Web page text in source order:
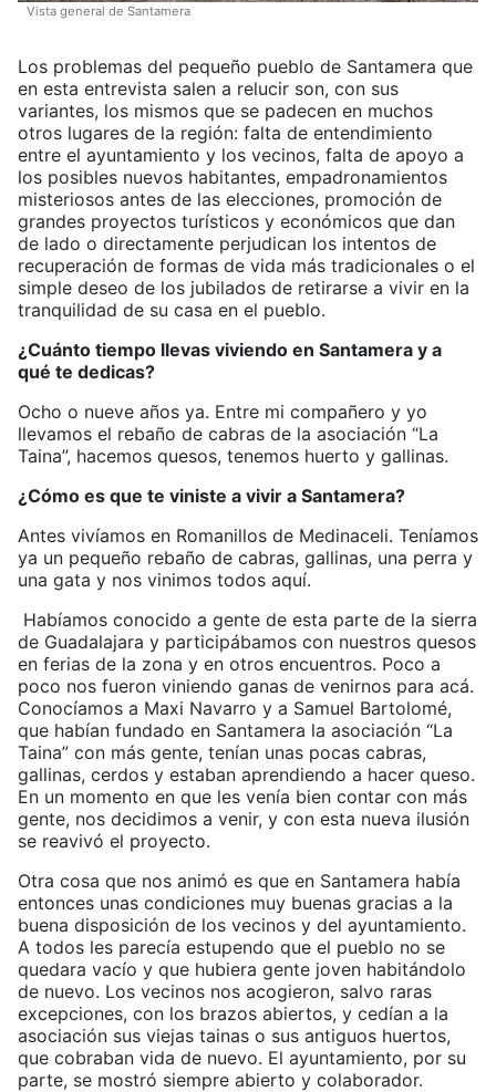
Vista general de Santamera
Los problemas del pequeño pueblo de Santamera que
en esta entrevista salen a relucir son, con sus
variantes, los mismos que se padecen en muchos
otros lugares de la región: falta de entendimiento
entre el ayuntamiento y los vecinos, falta de apoyo a
los posibles nuevos habitantes, empadronamientos
misteriosos antes de las elecciones, promoción de
grandes proyectos turísticos y económicos que dan
de lado o directamente perjudican los intentos de
recuperación de formas de vida más tradicionales o el
simple deseo de los jubilados de retirarse a vivir en la
tranquilidad de su casa en el pueblo.
¿Cuánto tiempo llevas viviendo en Santamera y a
qué te dedicas?
Ocho o nueve años ya. Entre mi compañero y yo
llevamos el rebaño de cabras de la asociación “La
Taina”, hacemos quesos, tenemos huerto y gallinas.
¿Cómo es que te viniste a vivir a Santamera?
Antes vivíamos en Romanillos de Medinaceli. Teníamos
ya un pequeño rebaño de cabras, gallinas, una perra y
una gata y nos vinimos todos aquí.
Habíamos conocido a gente de esta parte de la sierra
de Guadalajara y participábamos con nuestros quesos
en ferias de la zona y en otros encuentros. Poco a
poco nos fueron viniendo ganas de venirnos para acá.
Conocíamos a Maxi Navarro y a Samuel Bartolomé,
que habían fundado en Santamera la asociación “La
Taina” con más gente, tenían unas pocas cabras,
gallinas, cerdos y estaban aprendiendo a hacer queso.
En un momento en que les venía bien contar con más
gente, nos decidimos a venir, y con esta nueva ilusión
se reavivó el proyecto.
Otra cosa que nos animó es que en Santamera había
entonces unas condiciones muy buenas gracias a la
buena disposición de los vecinos y del ayuntamiento.
A todos les parecía estupendo que el pueblo no se
quedara vacío y que hubiera gente joven habitándolo
de nuevo. Los vecinos nos acogieron, salvo raras
excepciones, con los brazos abiertos, y cedían a la
asociación sus viejas tainas o sus antiguos huertos,
que cobraban vida de nuevo. El ayuntamiento, por su
parte, se mostró siempre abierto y colaborador.